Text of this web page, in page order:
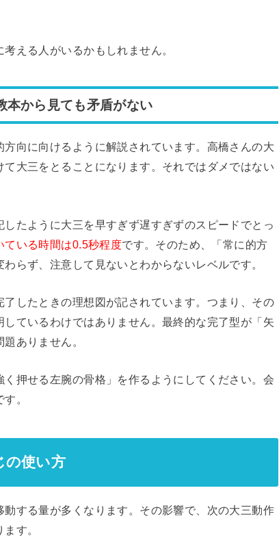
える人がいるかもしれません。
本から見ても矛盾がない
方向に向けるように解説されています。高橋さんの大
大三をとることになります。それではダメではない
たように大三を早すぎず遅すぎずのスピードでとっ
ている時間は0.5秒程度です。そのため、「常に的方
らず、注意して見ないとわからないレベルです。
したときの理想図が記されています。つまり、その
ているわけではありません。最終的な完了型が「矢
ありません。
押せる左腕の骨格」を作るようにしてください。会
。
の使い方
する量が多くなります。その影響で、次の大三動作
す。